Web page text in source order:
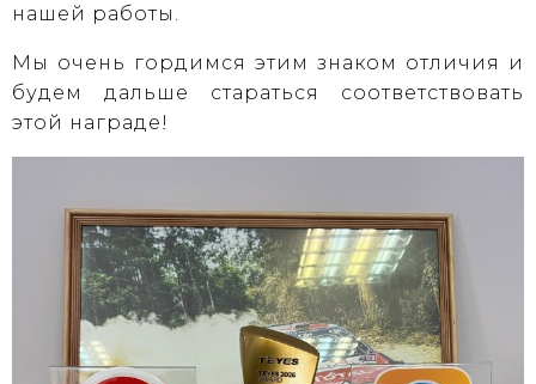
нашей работы.
Мы очень гордимся этим знаком отличия и
будем дальше стараться соответствовать
этой награде!